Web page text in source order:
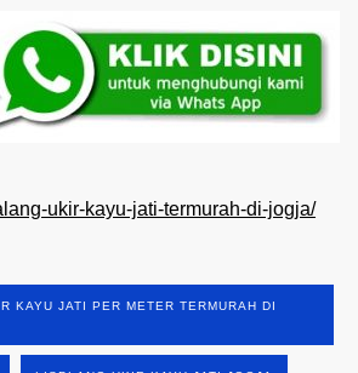
ukir-kayu-jati-termurah-di-jogja/
KAYU JATI PER METER TERMURAH DI